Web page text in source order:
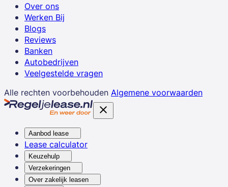
Over ons
Werken Bij
Blogs
Reviews
Banken
Autobedrijven
Veelgestelde vragen
Alle rechten voorbehouden Algemene voorwaarden
Aanbod lease
Lease calculator
Keuzehulp
Verzekeringen
Over zakelijk leasen